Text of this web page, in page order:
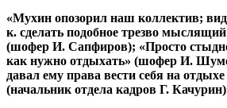
«Мухин опозорил наш коллектив;
к. сделать подобное трезво
(шофер И. Сапфиров); «Просто
как нужно отдыхать» (шофер И.
давал ему права вести себя на
(начальник отдела кадров Г.